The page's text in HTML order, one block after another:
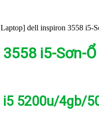
dell inspiron 3558 i5-
i5-Sơn-
i5 5200u/4gb/